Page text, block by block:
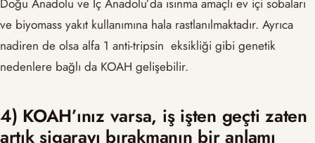
ve biyomass yakıt kullanımına hala rastlanılmaktadır. Ayrıca
nadiren de olsa alfa 1 anti-tripsin eksikliği gibi genetik
nedenlere bağlı da KOAH gelişebilir.
4) KOAH’ınız varsa, iş işten geçti zaten
artık sigarayı bırakmanın bir anlamı